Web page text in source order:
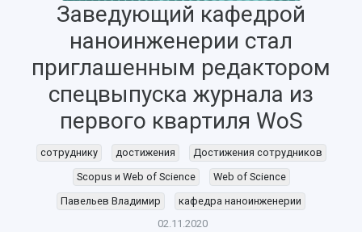
Об университете
История
Рейтинги
Руководство
Наблюдательный совет
Попечительский совет
Ученый совет
Новости
Главные новости
Объявления
События
СМИ об университете
Пресс-центр
Газета "Полет"
Газета "Самарский университет"
Образование
Почему я выбираю Самарский университет?
Бакалавриат и специалитет
Магистратура
Аспирантура
Формы обучения
Учебные планы
Дополнительное образование
Институты и факультеты
Научно-исследовательская деятельность
Основные научные направления
Научные школы и ведущие научные коллективы
Диссертационные советы
Подготовка научных кадров
Конкурс на замещение должностей научных
работников
Научно-технический совет
Научные проекты и темы
Аспирантура и докторантура
Заведующий кафедрой
наноинженерии стал
приглашенным редактором
спецвыпуска журнала из
первого квартиля WoS
сотруднику достижения
Достижения сотрудников
Scopus и Web of Science
Web of Science
Павельев Владимир
кафедра наноинженерии
02.11.2020